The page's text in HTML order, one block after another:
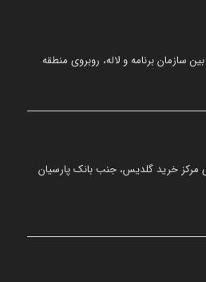
بین سازمان برنامه و لاله، روبروی منطقه
مرکز خرید گلدیس، جنب بانک پارسیان